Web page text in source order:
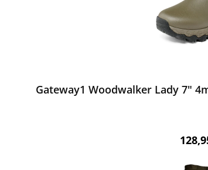
Gateway1 Woodwalker Lady 7"